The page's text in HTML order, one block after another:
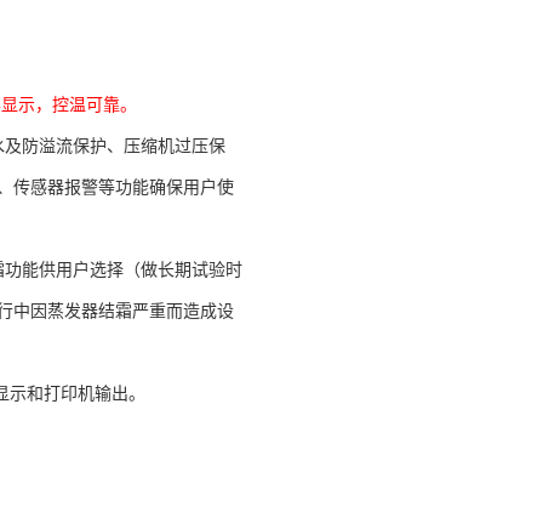
示，控温可靠。
防溢流保护、压缩机过压保
传感器报警等功能确保用户使
能供用户选择（做长期试验时
中因蒸发器结霜严重而造成设
和打印机输出。